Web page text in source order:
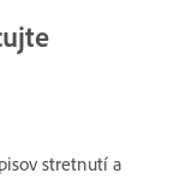
stretnutí a